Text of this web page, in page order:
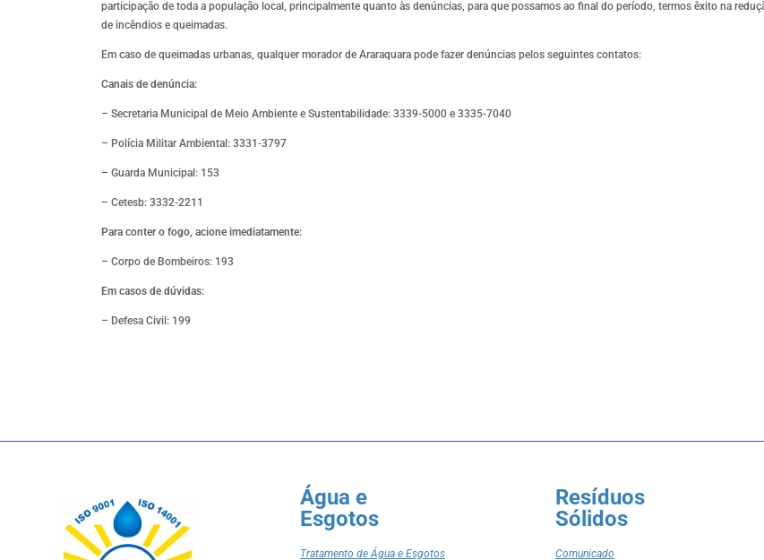
participação de toda a população local, principalmente quanto às denúncias, para que possamos ao final do período, termos êxito na
de incêndios e queimadas.
Em caso de queimadas urbanas, qualquer morador de Araraquara pode fazer denúncias pelos seguintes contatos:
Canais de denúncia:
– Secretaria Municipal de Meio Ambiente e Sustentabilidade: 3339-5000 e 3335-7040
– Polícia Militar Ambiental: 3331-3797
– Guarda Municipal: 153
– Cetesb: 3332-2211
Para conter o fogo, acione imediatamente:
– Corpo de Bombeiros: 193
Em casos de dúvidas:
– Defesa Civil: 199
Água e
Esgotos
Tratamento de Água e Esgotos
Resíduos
Sólidos
Comunicado